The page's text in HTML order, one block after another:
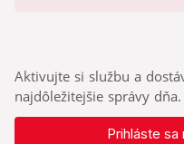
Aktivujte si službu a
najdôležitejšie správy dňa.
Prihláste